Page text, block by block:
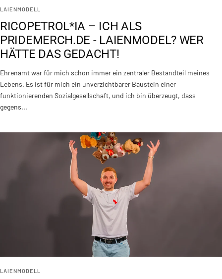
LAIENMODELL
RICOPETROL*IA – ICH ALS
PRIDEMERCH.DE - LAIENMODEL? WER
HÄTTE DAS GEDACHT!
Ehrenamt war für mich schon immer ein zentraler Bestandteil meines
Lebens. Es ist für mich ein unverzichtbarer Baustein einer
funktionierenden Sozialgesellschaft, und ich bin überzeugt, dass
gegens...
LAIENMODELL